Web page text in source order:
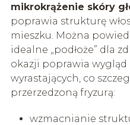
mikrokrążenie skóry
poprawia strukturę
mieszku. Można
idealne „podłoże” dla
okazji poprawia wygląd
wyrastających, co
przerzedzoną fryzurą:
wzmacnianie